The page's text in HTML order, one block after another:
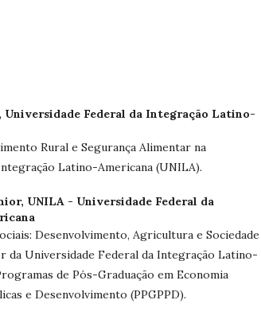
Universidade Federal da Integração Latino-
Rural e Segurança Alimentar na
Latino-Americana (UNILA).
UNILA - Universidade Federal da
Desenvolvimento, Agricultura e Sociedade
da Universidade Federal da Integração Latino-
de Pós-Graduação em Economia
e Desenvolvimento (PPGPPD).